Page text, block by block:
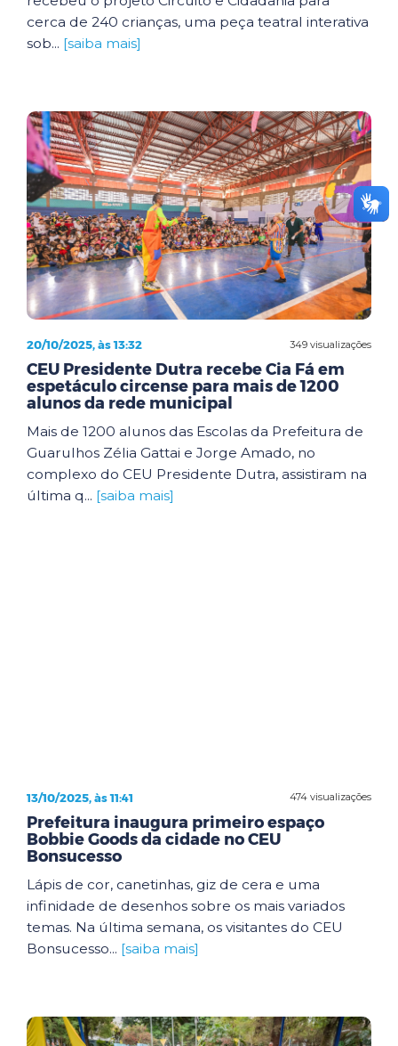
cerca de 240 crianças, uma peça teatral interativa
sob... [saiba mais]
349 visualizações
20/10/2025, às 13:32
CEU Presidente Dutra recebe Cia Fá em
espetáculo circense para mais de 1200
alunos da rede municipal
Mais de 1200 alunos das Escolas da Prefeitura de
Guarulhos Zélia Gattai e Jorge Amado, no
complexo do CEU Presidente Dutra, assistiram na
última q... [saiba mais]
474 visualizações
13/10/2025, às 11:41
Prefeitura inaugura primeiro espaço
Bobbie Goods da cidade no CEU
Bonsucesso
Lápis de cor, canetinhas, giz de cera e uma
infinidade de desenhos sobre os mais variados
temas. Na última semana, os visitantes do CEU
Bonsucesso... [saiba mais]